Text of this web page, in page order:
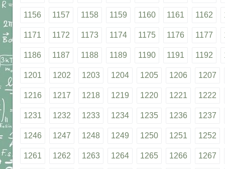
1156 1157 1158 1159 1160 1161 1162
1171 1172 1173 1174 1175 1176 1177
1186 1187 1188 1189 1190 1191 1192
1201 1202 1203 1204 1205 1206 1207
1216 1217 1218 1219 1220 1221 1222
1231 1232 1233 1234 1235 1236 1237
1246 1247 1248 1249 1250 1251 1252
1261 1262 1263 1264 1265 1266 1267